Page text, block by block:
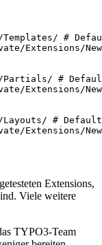
#
Extensions/
# Default
Extensions/
# Default
Extensions/
Extensions,
Viele weitere
TYPO3-Team